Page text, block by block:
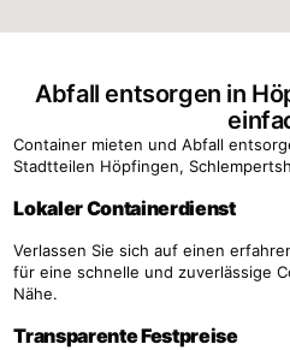
Abfall entsorgen in
Container mieten und Abfall
Stadtteilen Höpfingen,
Lokaler Containerdienst
Verlassen Sie sich auf einen
für eine schnelle und zuverlässige
Nähe.
Transparente Festpreise